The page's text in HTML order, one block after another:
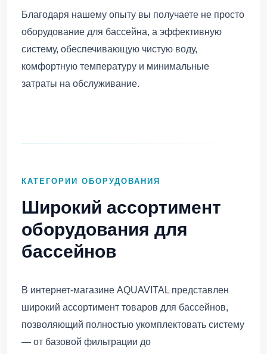
Благодаря нашему опыту вы получаете не просто
оборудование для бассейна, а эффективную
систему, обеспечивающую чистую воду,
комфортную температуру и минимальные
затраты на обслуживание.
КАТЕГОРИИ ОБОРУДОВАНИЯ
Широкий ассортимент
оборудования для
бассейнов
В интернет-магазине AQUAVITAL представлен
широкий ассортимент товаров для бассейнов,
позволяющий полностью укомплектовать систему
— от базовой фильтрации до